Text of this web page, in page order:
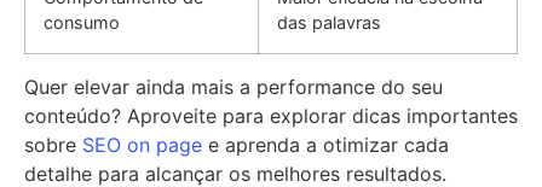
consumo
das palavras
Quer elevar ainda mais a performance do seu
conteúdo? Aproveite para explorar dicas importantes
sobre SEO on page e aprenda a otimizar cada
detalhe para alcançar os melhores resultados.